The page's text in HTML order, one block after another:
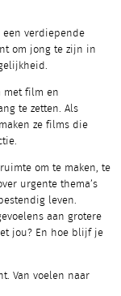
verdiepende
om jong te zijn in
met film en
te zetten. Als
ze films die
om te maken, te
urgente thema’s
leven.
aan grotere
jou? En hoe blijf je
Van voelen naar